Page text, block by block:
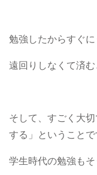
勉強したからすぐ
遠回りしなくて済む
そして、すごく大
する」ということで
学生時代の勉強も